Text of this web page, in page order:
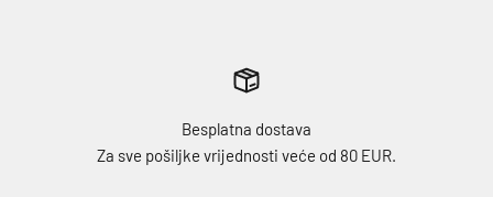
Besplatna dostava
Za sve pošiljke vrijednosti veće od 80 EUR.